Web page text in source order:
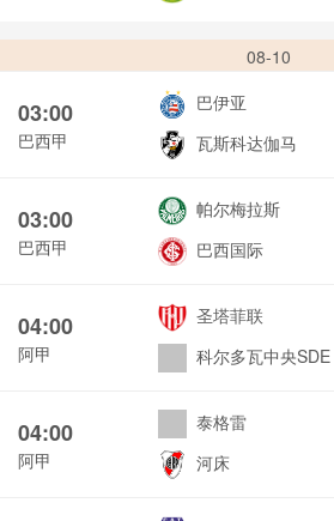
08-10
03:00
巴西甲
巴伊亚
瓦斯科达伽马
03:00
巴西甲
帕尔梅拉斯
巴西国际
04:00
阿甲
圣塔菲联
科尔多瓦中央SDE
04:00
阿甲
泰格雷
河床